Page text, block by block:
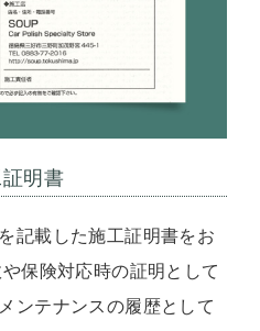
明書
記載した施工証明書をお
保険対応時の証明として
ンテナンスの履歴として